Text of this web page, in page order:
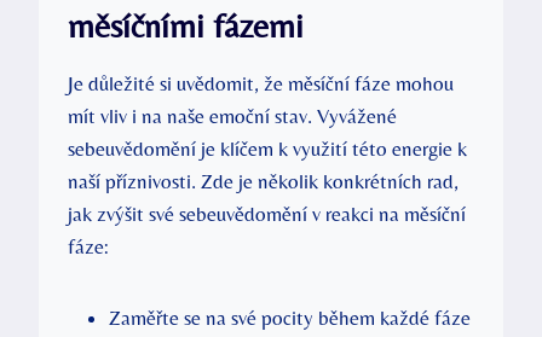
měsíčními fázemi
Je ⁣důležité si uvědomit, že měsíční fáze mohou
mít vliv i na naše emoční ⁢stav. Vyvážené
sebeuvědomění je klíčem k využití ⁤této energie k
naší⁣ příznivosti. Zde je několik konkrétních rad,
jak zvýšit ⁤své sebeuvědomění v reakci na ​měsíční
fáze:
Zaměřte‍ se na své pocity během každé fáze